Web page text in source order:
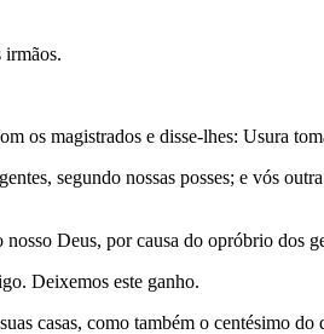
irmãos.
os magistrados e disse-lhes: Usura
segundo nossas posses; e vós
Deus, por causa do opróbrio dos
Deixemos este ganho.
casas, como também o centésimo